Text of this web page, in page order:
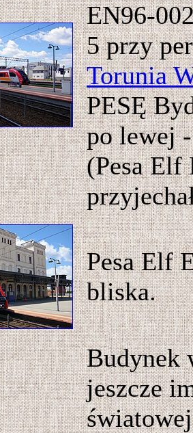
EN96-
5 przy
Torunia
PESĘ
po lewej
(Pesa Elf
Pesa Elf
bliska.
Budynek
jeszcze